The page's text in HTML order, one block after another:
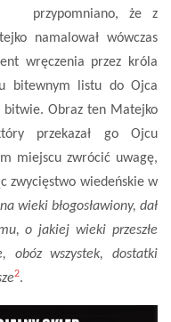
przypomniano, że z
namalował wówczas
wręczenia przez króla
bitewnym listu do Ojca
Obraz ten Matejko
przekazał go Ojcu
miejscu zwrócić uwagę,
zwycięstwo wiedeńskie w
wieki błogosławiony, dał
o jakiej wieki przeszłe
obóz wszystek, dostatki
2.